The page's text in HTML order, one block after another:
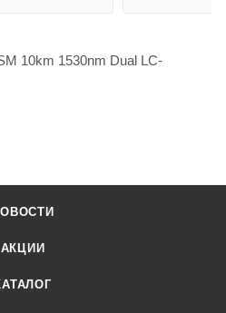
10km 1530nm Dual LC-
АКЦИИ